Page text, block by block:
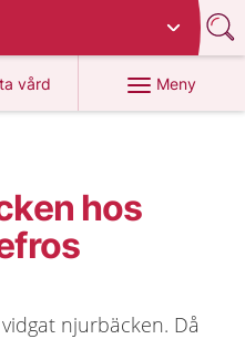
vård
1177.se
Meny
hos
njurbäcken. Då